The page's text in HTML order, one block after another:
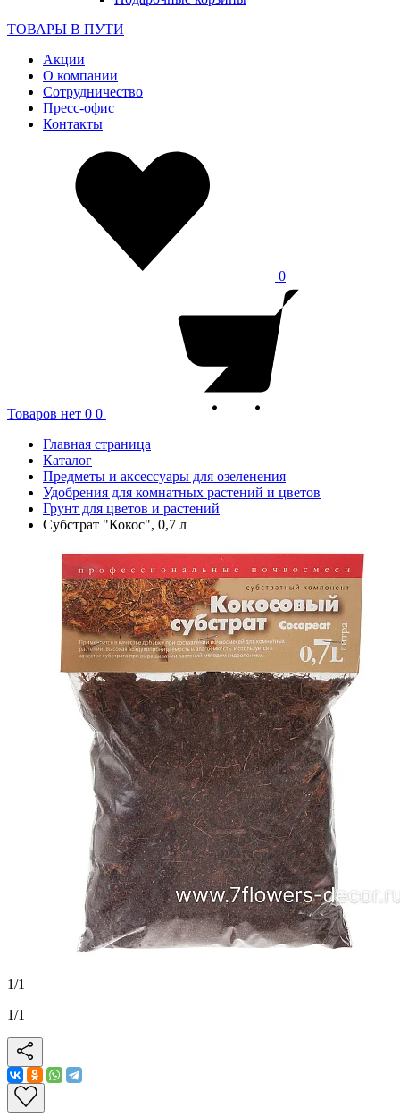
ТОВАРЫ В ПУТИ
Акции
О компании
Сотрудничество
Пресс-офис
Контакты
0
Товаров нет 0 0
Главная страница
Каталог
Предметы и аксессуары для озеленения
Удобрения для комнатных растений и цветов
Грунт для цветов и растений
Субстрат "Кокос", 0,7 л
1/1
1/1